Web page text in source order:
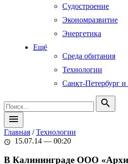
Судостроение
Экономразвитие
Энергетика
Ещё
Среда обитания
Технологии
Санкт-Петербург
search
menu
Главная /Технологии
schedule 15.07.14 — 00:20
В Калининграде ООО